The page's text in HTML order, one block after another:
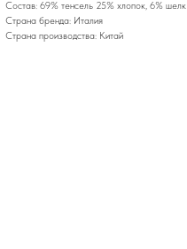
Состав: 69% тенсель 25% хлопок, 6% шелк
Страна бренда: Италия
Страна производства: Китай